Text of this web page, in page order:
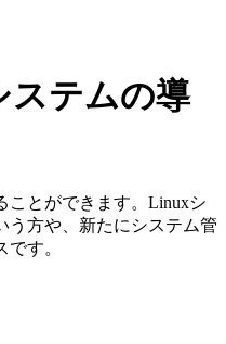
ステムの導
ことができます。Linuxシ
う方や、新たにシステム管
す。